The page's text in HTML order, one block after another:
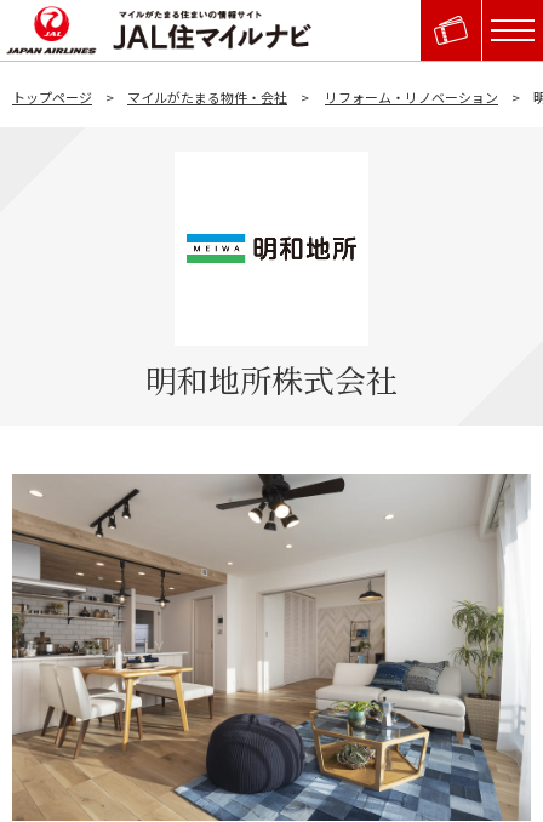
トップページ マイルがたまる物件・会社 リフォーム・リノベーション
明和地所株式会社